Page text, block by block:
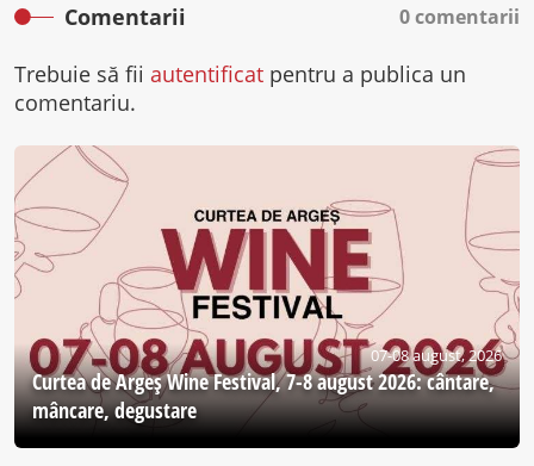
Comentarii 0 comentarii
Trebuie să fii autentificat pentru a publica un
comentariu.
07-08 august, 2026
Curtea de Argeş Wine Festival, 7-8 august 2026: cântare,
mâncare, degustare